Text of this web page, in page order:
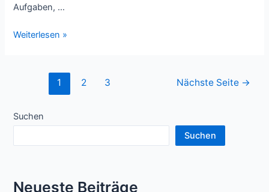
Aufgaben, …
Spielerisch
Kinder
Weiterlesen »
Seitennummerierung
1 2 3 Nächste Seite →
Suchen
Suchen
Neueste Beiträge